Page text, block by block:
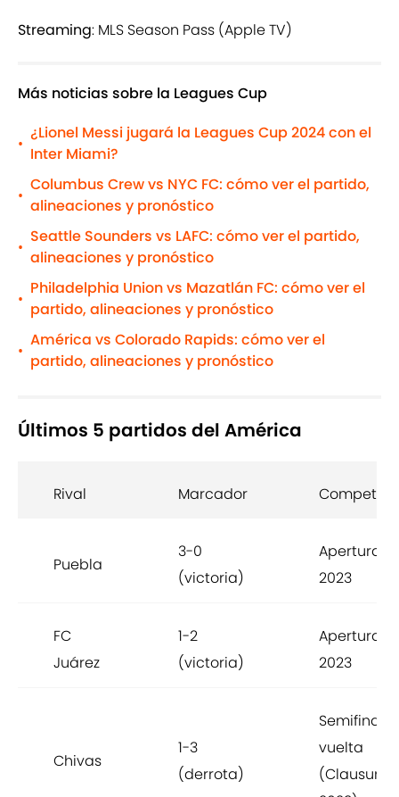
Streaming: MLS Season Pass (Apple TV)
Más noticias sobre la Leagues Cup
•
¿Lionel Messi jugará la Leagues Cup 2024 con el
Inter Miami?
•
Columbus Crew vs NYC FC: cómo ver el partido,
alineaciones y pronóstico
•
Seattle Sounders vs LAFC: cómo ver el partido,
alineaciones y pronóstico
•
Philadelphia Union vs Mazatlán FC: cómo ver el
partido, alineaciones y pronóstico
•
América vs Colorado Rapids: cómo ver el
partido, alineaciones y pronóstico
Últimos 5 partidos del América
Rival Marcador
Puebla
3-0
(victoria)
Apertura
2023
FC
Juárez
1-2
(victoria)
Apertura
2023
Chivas
1-3
(derrota)
Semifinal
vuelta
(Clausura